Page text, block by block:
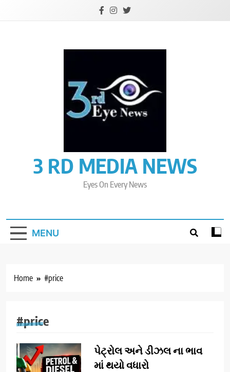
3 RD MEDIA NEWS
Eyes On Every News
MENU
Home #price
#price
પેટ્રોલ અને ડીઝલ ના ભાવ
માં થયો વધારો